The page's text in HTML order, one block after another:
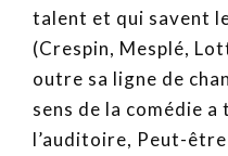
talent et qui savent
(Crespin, Mesplé,
outre sa ligne de
sens de la comédie
l’auditoire, Peut-